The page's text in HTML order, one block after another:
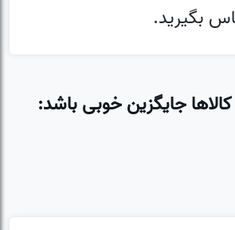
بگیرید.
جایگزین خوبی باشد: